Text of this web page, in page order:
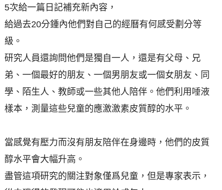
5次給一篇日記補充新內容，
給過去20分鍾內他們對自己的經曆有何感受劃分等
級。
研究人員還詢問他們是獨自一人，還是有父母、兄
弟、一個最好的朋友、一個男朋友或一個女朋友、同
學、陌生人、教師或一些其他人陪伴。他們利用唾液
樣本，測量這些兒童的應激激素皮質醇的水平。
當感覺有壓力而沒有朋友陪伴在身邊時，他們的皮質
醇水平會大幅升高。
盡管這項研究的關注對象僅爲兒童，但是專家表示，